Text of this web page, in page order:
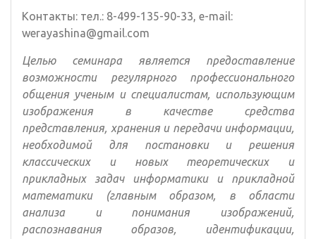
Контакты: тел.: 8-499-135-90-33, e-mail:
werayashina@gmail.com
Целью семинара является предоставление
возможности регулярного профессионального
общения ученым и специалистам, использующим
изображения в качестве средства
представления, хранения и передачи информации,
необходимой для постановки и решения
классических и новых теоретических и
прикладных задач информатики и прикладной
математики (главным образом, в области
анализа и понимания изображений,
распознавания образов, идентификации,